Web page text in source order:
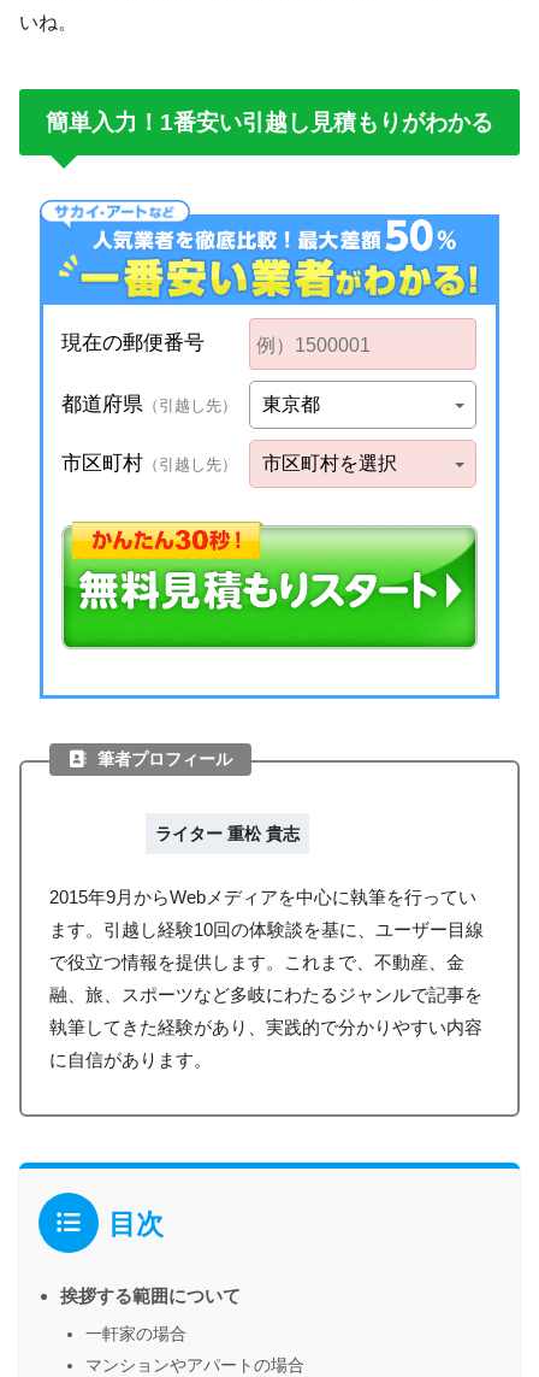
いね。
簡単入力！1番安い引越し見積もりがわかる
筆者プロフィール
ライター 重松 貴志
2015年9月からWebメディアを中心に執筆を行ってい
ます。引越し経験10回の体験談を基に、ユーザー目線
で役立つ情報を提供します。これまで、不動産、金
融、旅、スポーツなど多岐にわたるジャンルで記事を
執筆してきた経験があり、実践的で分かりやすい内容
に自信があります。
目次
挨拶する範囲について
一軒家の場合
マンションやアパートの場合